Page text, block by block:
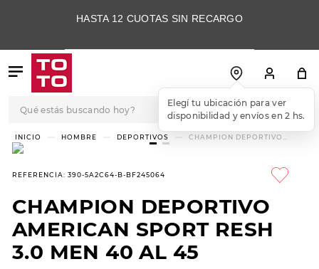
HASTA 12 CUOTAS SIN RECARGO
Elegí tu ubicación para ver
disponibilidad y envíos en 2 hs.
HOMBRE DEPORTIVOS
CHAMPION DEPORTIVO
REFERENCIA: 390-5A2C64-B-BF245064
CHAMPION DEPORTIVO
AMERICAN SPORT RESH
3.0 MEN 40 AL 45
TÉRMINOS MÁS
BUSCADOS
3.
skechers slip-ins
championes